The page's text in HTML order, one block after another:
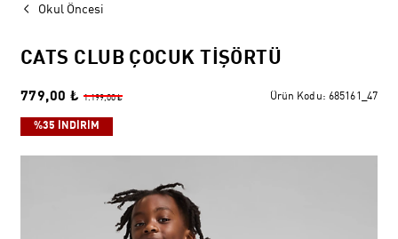
Okul Öncesi
CATS CLUB ÇOCUK TIŞÖRTÜ
779,00 ₺ 1.199,00 ₺ Ürün Kodu: 685161_47
%35 İNDİRİM